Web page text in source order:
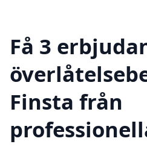
Få 3
Finsta från